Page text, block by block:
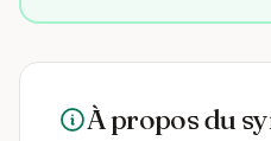
À propos du